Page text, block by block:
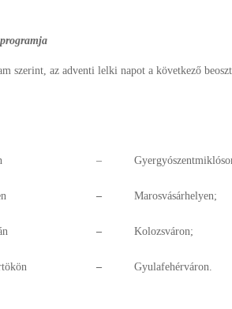
szerint, az adventi lelki napot a következő
–
– Marosvásárhelyen;
– Kolozsváron;
– Gyulafehérváron.